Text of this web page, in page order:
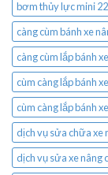
bơm thủy lực mini
càng cùm bánh xe
càng cùm lắp bánh
cùm càng lắp bánh
cùm càng lắp bánh
dịch vụ sửa chữa xe
dịch vụ sửa xe nâng